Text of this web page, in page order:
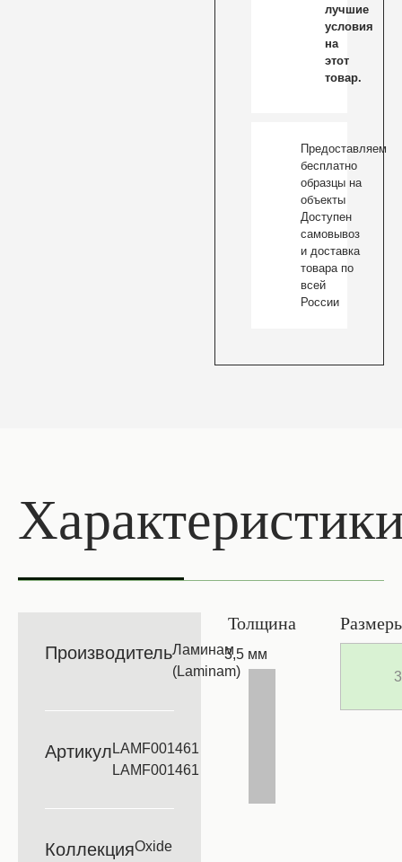
лучшие
условия
на
этот
товар.
Предоставляем
бесплатно
образцы на
объекты
Доступен
самовывоз
и доставка
товара по
всей
России
ПроизводительЛаминам
(Laminam)
Артикул LAMF001461
LAMF001461
КоллекцияOxide
Толщина
3,5 мм